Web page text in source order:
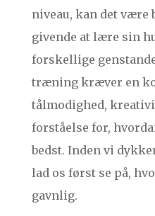
niveau, kan det være
givende at lære sin
forskellige
træning kræver en
tålmodighed,
forståelse for,
bedst. Inden vi
lad os først se på,
gavnlig.